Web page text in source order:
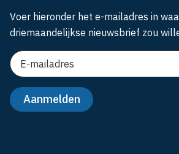
Voer hieronder het e-mailadres in
driemaandelijkse nieuwsbrief zou